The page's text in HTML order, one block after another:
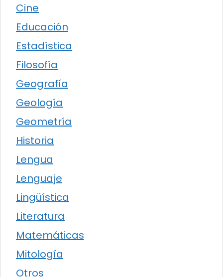
Cine
Educación
Estadística
Filosofía
Geografía
Geología
Geometría
Historia
Lengua
Lenguaje
Lingüística
Literatura
Matemáticas
Mitología
Otros